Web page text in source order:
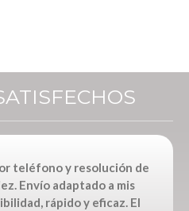
teléfono y resolución de
Envío adaptado a mis
rápido y eficaz. El